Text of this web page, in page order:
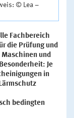
© Lea –
Fachbereich
die Prüfung und
und
Je
in
bedingten